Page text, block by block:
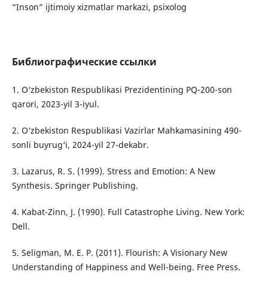
“Inson” ijtimoiy xizmatlar markazi, psixolog
Библиографические ссылки
1. O‘zbekiston Respublikasi Prezidentining PQ-200-son
qarori, 2023-yil 3-iyul.
2. O‘zbekiston Respublikasi Vazirlar Mahkamasining 490-
sonli buyrug‘i, 2024-yil 27-dekabr.
3. Lazarus, R. S. (1999). Stress and Emotion: A New
Synthesis. Springer Publishing.
4. Kabat-Zinn, J. (1990). Full Catastrophe Living. New York:
Dell.
5. Seligman, M. E. P. (2011). Flourish: A Visionary New
Understanding of Happiness and Well-being. Free Press.